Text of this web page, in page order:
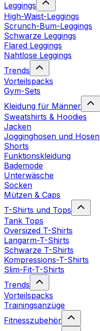
Leggings
High-Waist-Leggings
Scrunch-Bum-Leggings
Schwarze Leggings
Flared Leggings
Nahtlose Leggings
Trends
Vorteilspacks
Gym-Sets
Kleidung für Männer
Sweatshirts & Hoodies
Jacken
Jogginghosen und Hosen
Shorts
Funktionskleidung
Bademode
Unterwäsche
Socken
Mützen & Caps
T-Shirts und Tops
Tank Tops
Oversized T-Shirts
Langarm-T-Shirts
Schwarze T-Shirts
Kompressions-T-Shirts
Slim-Fit-T-Shirts
Trends
Vorteilspacks
Trainingsanzüge
Fitnesszubehör